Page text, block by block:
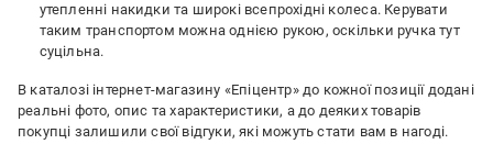
утепленні накидки та широкі всепрохідні колеса. Керувати
таким транспортом можна однією рукою, оскільки ручка тут
суцільна.
В каталозі інтернет-магазину «Епіцентр» до кожної позиції додані
реальні фото, опис та характеристики, а до деяких товарів
покупці залишили свої відгуки, які можуть стати вам в нагоді.